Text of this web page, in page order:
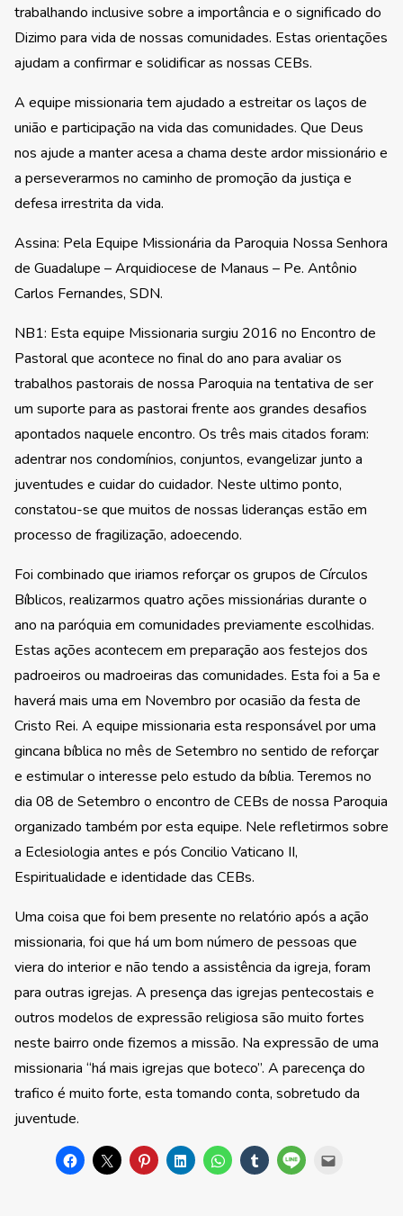
trabalhando inclusive sobre a importância e o significado do
Dizimo para vida de nossas comunidades. Estas orientações
ajudam a confirmar e solidificar as nossas CEBs.
A equipe missionaria tem ajudado a estreitar os laços de
união e participação na vida das comunidades. Que Deus
nos ajude a manter acesa a chama deste ardor missionário e
a perseverarmos no caminho de promoção da justiça e
defesa irrestrita da vida.
Assina: Pela Equipe Missionária da Paroquia Nossa Senhora
de Guadalupe – Arquidiocese de Manaus – Pe. Antônio
Carlos Fernandes, SDN.
NB1: Esta equipe Missionaria surgiu 2016 no Encontro de
Pastoral que acontece no final do ano para avaliar os
trabalhos pastorais de nossa Paroquia na tentativa de ser
um suporte para as pastorai frente aos grandes desafios
apontados naquele encontro. Os três mais citados foram:
adentrar nos condomínios, conjuntos, evangelizar junto a
juventudes e cuidar do cuidador. Neste ultimo ponto,
constatou-se que muitos de nossas lideranças estão em
processo de fragilização, adoecendo.
Foi combinado que iriamos reforçar os grupos de Círculos
Bíblicos, realizarmos quatro ações missionárias durante o
ano na paróquia em comunidades previamente escolhidas.
Estas ações acontecem em preparação aos festejos dos
padroeiros ou madroeiras das comunidades. Esta foi a 5a e
haverá mais uma em Novembro por ocasião da festa de
Cristo Rei. A equipe missionaria esta responsável por uma
gincana bíblica no mês de Setembro no sentido de reforçar
e estimular o interesse pelo estudo da bíblia. Teremos no
dia 08 de Setembro o encontro de CEBs de nossa Paroquia
organizado também por esta equipe. Nele refletirmos sobre
a Eclesiologia antes e pós Concilio Vaticano II,
Espiritualidade e identidade das CEBs.
Uma coisa que foi bem presente no relatório após a ação
missionaria, foi que há um bom número de pessoas que
viera do interior e não tendo a assistência da igreja, foram
para outras igrejas. A presença das igrejas pentecostais e
outros modelos de expressão religiosa são muito fortes
neste bairro onde fizemos a missão. Na expressão de uma
missionaria “há mais igrejas que boteco”. A parecença do
trafico é muito forte, esta tomando conta, sobretudo da
juventude.